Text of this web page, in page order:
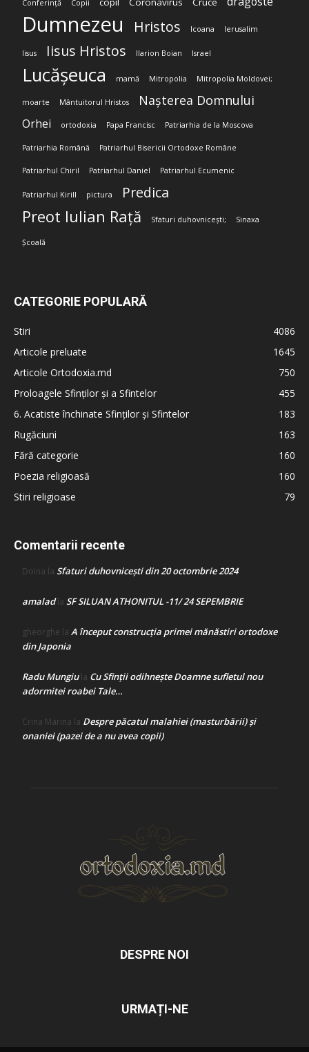
Conferință Copii
Dumnezeu Hristos Icoana Ierusalim
Iisus Iisus Hristos Ilarion Boian Israel
Lucășeuca mamă Mitropolia Mitropolia Moldovei;
moarte Mântuitorul Hristos Nașterea Domnului
Orhei ortodoxia Papa Francisc Patriarhia de la Moscova
Patriarhia Română Patriarhul Bisericii Ortodoxe Române
Patriarhul Chiril Patriarhul Daniel Patriarhul Ecumenic
Patriarhul Kirill pictura Predica
Preot Iulian Rață Sfaturi duhovnicești; Sinaxa
Școală
CATEGORIE POPULARĂ
Stiri
4086
Articole preluate
1645
Articole Ortodoxia.md
750
Proloagele Sfinților și a Sfintelor
455
6. Acatiste închinate Sfinților și Sfintelor
183
Rugăciuni
163
Fără categorie
160
Poezia religioasă
160
Stiri religioase
79
Comentarii recente
Doina la Sfaturi duhovnicești din 20 octombrie 2024
amaladla SF SILUAN ATHONITUL -11/ 24 SEPEMBRIE
gheorghe la A început construcţia primei mănăstiri ortodoxe
din Japonia
Radu Mungiula Cu Sfinții odihnește Doamne sufletul nou
adormitei roabei Tale…
Crina Marina la Despre păcatul malahiei (masturbării) şi
onaniei (pazei de a nu avea copii)
DESPRE NOI
URMAȚI-NE